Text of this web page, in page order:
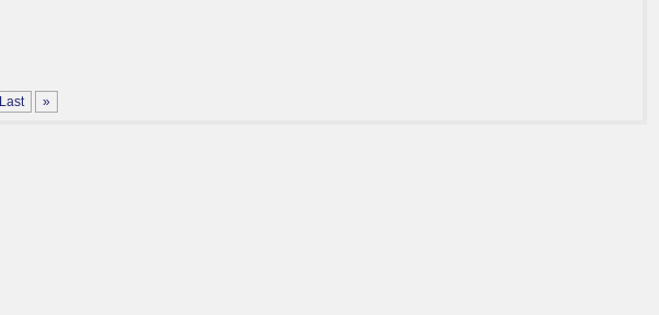
Last »